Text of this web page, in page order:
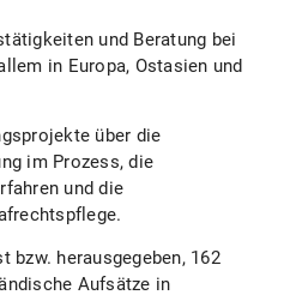
und Beratung bei
in Europa, Ostasien und
über die
im Prozess, die
und die
bzw. herausgegeben, 162
Aufsätze in